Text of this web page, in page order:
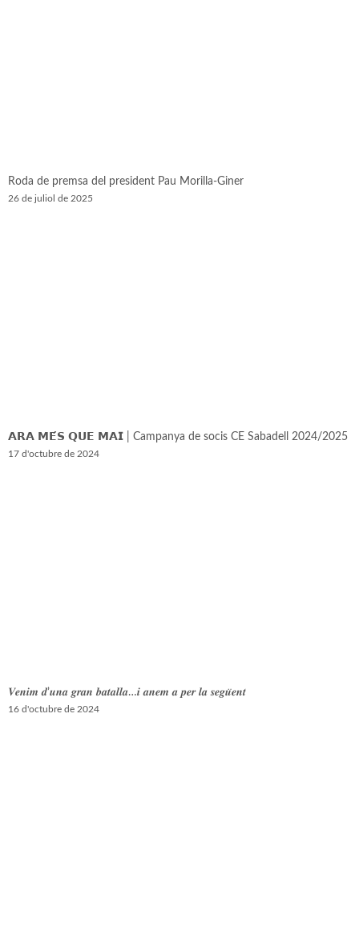
Roda de premsa del president Pau Morilla-Giner
26 de juliol de 2025
𝗔𝗥𝗔 𝗠𝗘́𝗦 𝗤𝗨𝗘 𝗠𝗔𝗜 | Campanya de socis CE Sabadell 2024/2025
17 d'octubre de 2024
𝑽𝒆𝒏𝒊𝒎 𝒅’𝒖𝒏𝒂 𝒈𝒓𝒂𝒏 𝒃𝒂𝒕𝒂𝒍𝒍𝒂…𝒊 𝒂𝒏𝒆𝒎 𝒂 𝒑𝒆𝒓 𝒍𝒂 𝒔𝒆𝒈𝒖̈𝒆𝒏𝒕
16 d'octubre de 2024